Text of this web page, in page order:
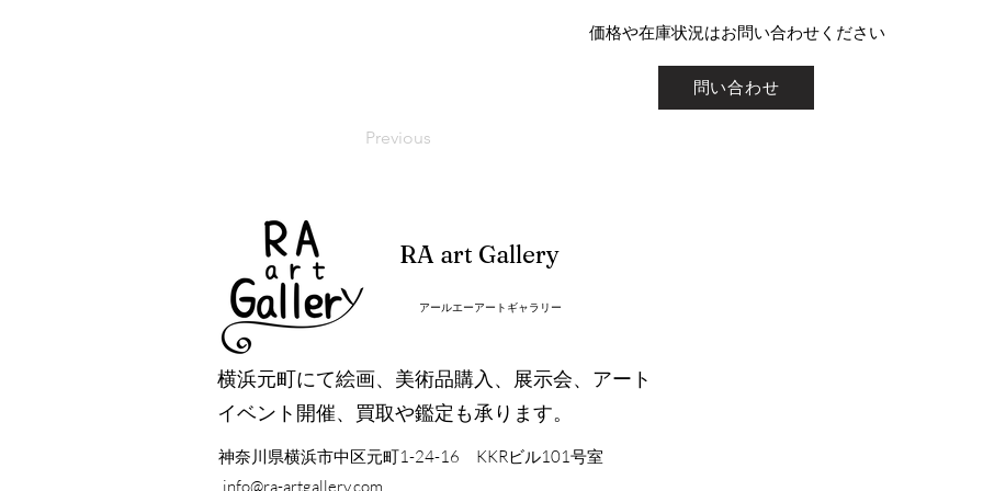
​価格や在庫状況はお問い合わせください
問い合わせ
Previous
RA art Gallery
アールエーアートギャラリー
横浜元町にて絵画、美術品購入、展示会、アート
イベント開催、買取や鑑定も承ります。
神奈川県横浜市中区元町1-24-16 KKRビル101号室
info@ra-artgallery.com